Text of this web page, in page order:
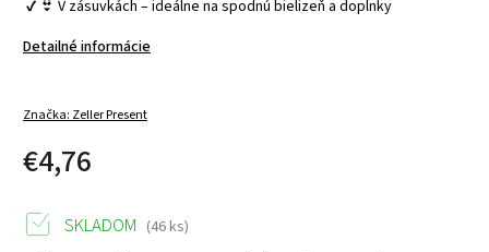
✔ 👙 V zásuvkách – ideálne na spodnú bielizeň a doplnky
Detailné informácie
Značka: Zeller Present
€4,76
SKLADOM (46 ks)